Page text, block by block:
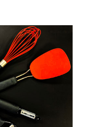
入学者 住空間デザイン学類